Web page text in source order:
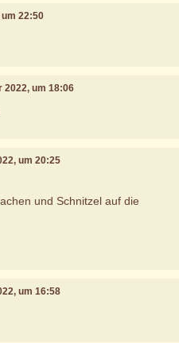
um 22:50
2022, um 18:06
um 20:25
und Schnitzel auf die
um 16:58